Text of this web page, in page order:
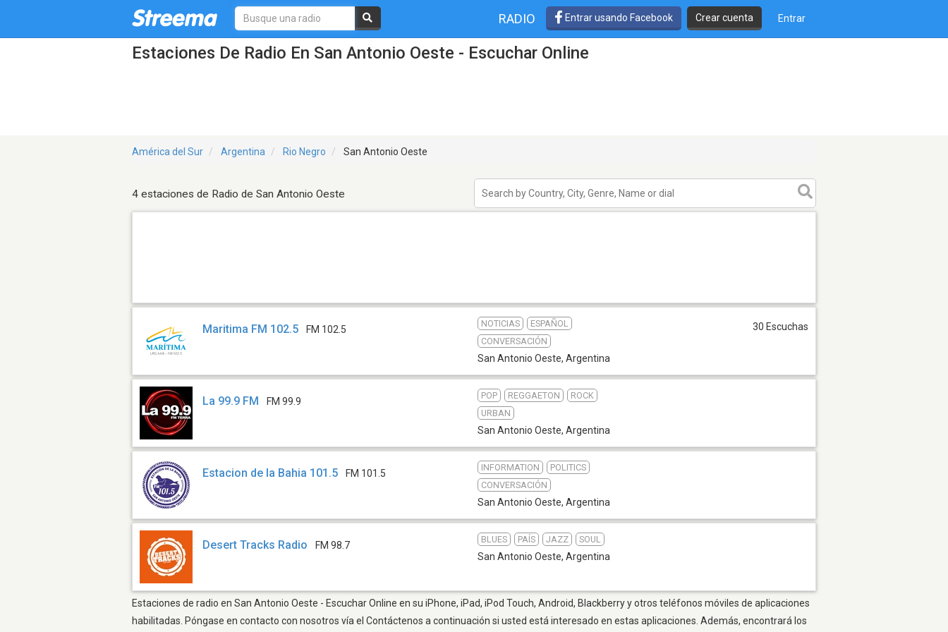
RADIO Entrar usando Facebook Crear cuenta Entrar
Estaciones De Radio En San Antonio Oeste - Escuchar Online
América del Sur Argentina Rio Negro San Antonio Oeste
4 estaciones de Radio de San Antonio Oeste
Maritima FM 102.5 FM 102.5
NOTICIAS
ESPAÑOL
CONVERSACIÓN
San Antonio Oeste, Argentina
30 Escuchas
La 99.9 FM FM 99.9
POP REGGAETON
ROCK
URBAN
San Antonio Oeste, Argentina
Estacion de la Bahia 101.5 FM 101.5
INFORMATION
POLITICS
CONVERSACIÓN
San Antonio Oeste, Argentina
Desert Tracks Radio FM 98.7
BLUES PAÍS JAZZ SOUL
San Antonio Oeste, Argentina
Estaciones de radio en San Antonio Oeste - Escuchar Online en su iPhone, iPad, iPod Touch, Android, Blackberry y otros teléfonos móviles de aplicaciones
habilitadas. Póngase en contacto con nosotros vía el Contáctenos a continuación si usted está interesado en estas aplicaciones. Además, encontrará los